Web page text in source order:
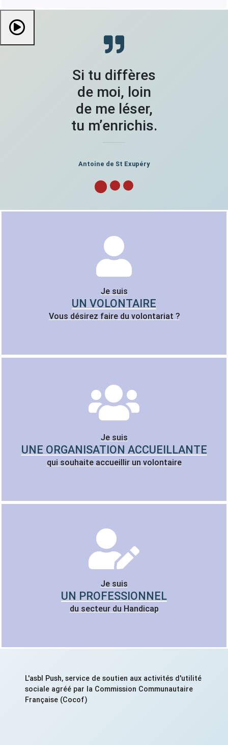
Si tu diffères
de moi, loin
de me léser,
tu m’enrichis.
Antoine de St Exupéry
Je suis
UN VOLONTAIRE
Vous désirez faire du volontariat ?
Je suis
UNE ORGANISATION ACCUEILLANTE
qui souhaite accueillir un volontaire
Je suis
UN PROFESSIONNEL
du secteur du Handicap
L'asbl Push, service de soutien aux activités d'utilité
sociale agréé par la Commission Communautaire
Française (Cocof)